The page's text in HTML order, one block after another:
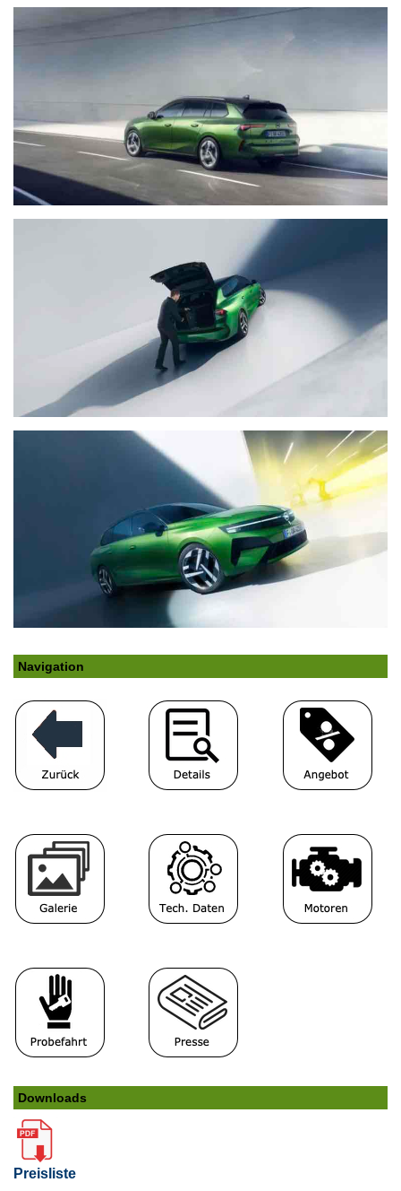
Navigation
Downloads
Preisliste